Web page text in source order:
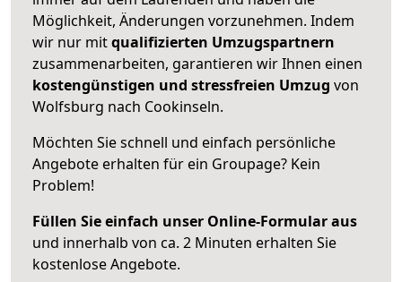
Möglichkeit, Änderungen vorzunehmen. Indem
wir nur mitqualifizierten Umzugspartnern
zusammenarbeiten, garantieren wir Ihnen einen
kostengünstigen und stressfreien Umzug von
Wolfsburg nach Cookinseln.
Möchten Sie schnell und einfach persönliche
Angebote erhalten für ein Groupage? Kein
Problem!
Füllen Sie einfach unser Online-Formular aus
und innerhalb von ca. 2 Minuten erhalten Sie
kostenlose Angebote.